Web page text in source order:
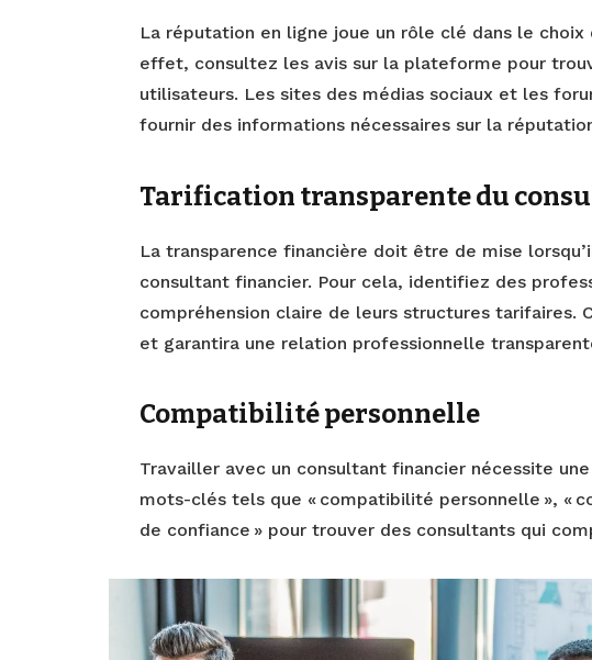
La réputation en ligne joue un rôle clé dans le choix
effet, consultez les avis sur la plateforme pour
utilisateurs. Les sites des médias sociaux et les
fournir des informations nécessaires sur la
Tarification transparente du
La transparence financière doit être de mise
consultant financier. Pour cela, identifiez des
compréhension claire de leurs structures tarifaires.
et garantira une relation professionnelle
Compatibilité personnelle
Travailler avec un consultant financier nécessite
mots-clés tels que « compatibilité personnelle », «
de confiance » pour trouver des consultants qui